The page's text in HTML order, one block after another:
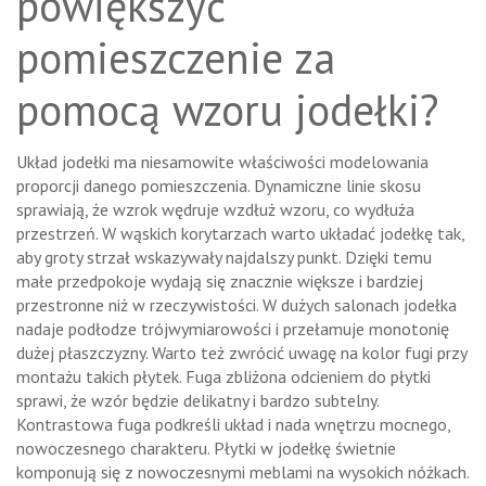
pomieszczenie za
pomocą wzoru jodełki?
Układ jodełki ma niesamowite właściwości modelowania
proporcji danego pomieszczenia. Dynamiczne linie skosu
sprawiają, że wzrok wędruje wzdłuż wzoru, co wydłuża
przestrzeń. W wąskich korytarzach warto układać jodełkę tak,
aby groty strzał wskazywały najdalszy punkt. Dzięki temu
małe przedpokoje wydają się znacznie większe i bardziej
przestronne niż w rzeczywistości. W dużych salonach jodełka
nadaje podłodze trójwymiarowości i przełamuje monotonię
dużej płaszczyzny. Warto też zwrócić uwagę na kolor fugi przy
montażu takich płytek. Fuga zbliżona odcieniem do płytki
sprawi, że wzór będzie delikatny i bardzo subtelny.
Kontrastowa fuga podkreśli układ i nada wnętrzu mocnego,
nowoczesnego charakteru. Płytki w jodełkę świetnie
komponują się z nowoczesnymi meblami na wysokich nóżkach.